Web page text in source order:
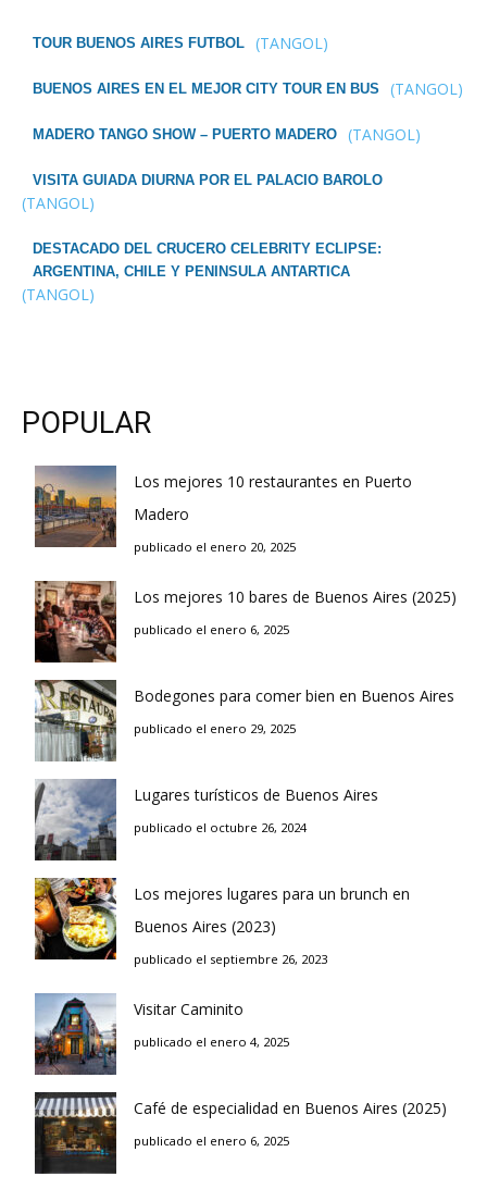
TOUR BUENOS AIRES FUTBOL (TANGOL)
BUENOS AIRES EN EL MEJOR CITY TOUR EN BUS (TANGOL)
MADERO TANGO SHOW – PUERTO MADERO (TANGOL)
VISITA GUIADA DIURNA POR EL PALACIO BAROLO
(TANGOL)
DESTACADO DEL CRUCERO CELEBRITY ECLIPSE:
ARGENTINA, CHILE Y PENINSULA ANTARTICA
(TANGOL)
POPULAR
Los mejores 10 restaurantes en Puerto
Madero
publicado el enero 20, 2025
Los mejores 10 bares de Buenos Aires (2025)
publicado el enero 6, 2025
Bodegones para comer bien en Buenos Aires
publicado el enero 29, 2025
Lugares turísticos de Buenos Aires
publicado el octubre 26, 2024
Los mejores lugares para un brunch en
Buenos Aires (2023)
publicado el septiembre 26, 2023
Visitar Caminito
publicado el enero 4, 2025
Café de especialidad en Buenos Aires (2025)
publicado el enero 6, 2025